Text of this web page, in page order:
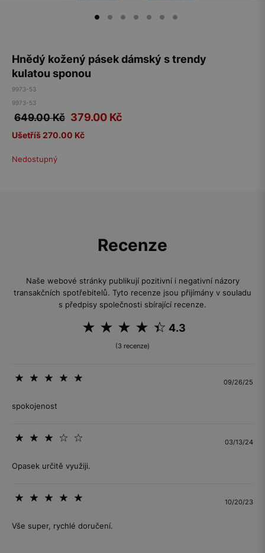
Hnědý kožený pásek dámský s trendy
kulatou sponou
9973-53
9973-53
649.00 Kč 379.00 Kč
Ušetříš 270.00 Kč
Nedostupný
Recenze
Naše webové stránky publikují pozitivní i negativní názory
transakčních spotřebitelů. Tyto recenze jsou přijímány v souladu
s předpisy společnosti sbírající recenze.
4.3
(3 recenze)
09/26/25
spokojenost
03/13/24
Opasek určitě využiji.
10/20/23
Vše super, rychlé doručení.